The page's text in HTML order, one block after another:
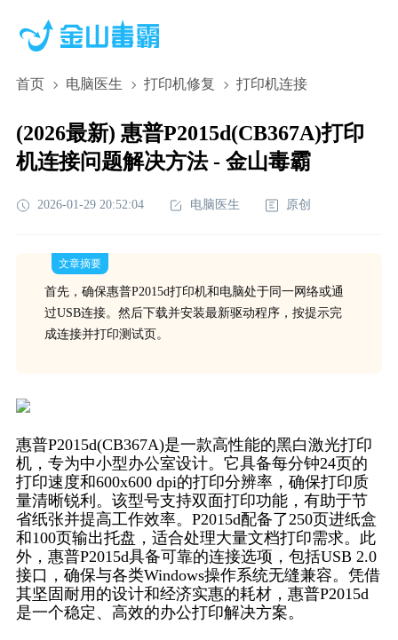
首页 电脑医生 打印机修复 打印机连接
(2026最新) 惠普P2015d(CB367A)打印
机连接问题解决方法 - 金山毒霸
2026-01-29 20:52:04 电脑医生 原创
文章摘要
首先，确保惠普P2015d打印机和电脑处于同一网络或通
过USB连接。然后下载并安装最新驱动程序，按提示完
成连接并打印测试页。
惠普P2015d(CB367A)是一款高性能的黑白激光打印
机，专为中小型办公室设计。它具备每分钟24页的
打印速度和600x600 dpi的打印分辨率，确保打印质
量清晰锐利。该型号支持双面打印功能，有助于节
省纸张并提高工作效率。P2015d配备了250页进纸盒
和100页输出托盘，适合处理大量文档打印需求。此
外，惠普P2015d具备可靠的连接选项，包括USB 2.0
接口，确保与各类Windows操作系统无缝兼容。凭借
其坚固耐用的设计和经济实惠的耗材，惠普P2015d
是一个稳定、高效的办公打印解决方案。